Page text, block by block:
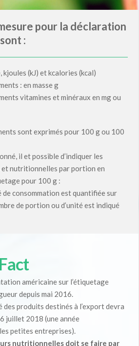
pour la déclaration
:
kjoules (kJ) et kcalories (kcal)
: en masse g
vitamines et minéraux en mg ou
sont exprimés pour 100 g ou 100
il et possible d’indiquer les
nutritionnelles par portion en
pour 100 g :
de consommation est quantifiée sur
de portion ou d’unité est indiqué
américaine sur l’étiquetage
depuis mai 2016.
des produits destinés à l’export devra
juillet 2018 (une année
petites entreprises).
nutritionnelles doit se faire par